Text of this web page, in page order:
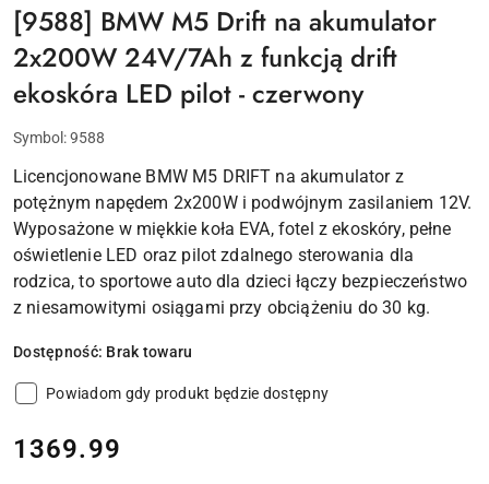
[9588] BMW M5 Drift na akumulator
2x200W 24V/7Ah z funkcją drift
ekoskóra LED pilot - czerwony
Symbol:9588
Licencjonowane BMW M5 DRIFT na akumulator z
potężnym napędem 2x200W i podwójnym zasilaniem 12V.
Wyposażone w miękkie koła EVA, fotel z ekoskóry, pełne
oświetlenie LED oraz pilot zdalnego sterowania dla
rodzica, to sportowe auto dla dzieci łączy bezpieczeństwo
z niesamowitymi osiągami przy obciążeniu do 30 kg.
Dostępność: Brak towaru
Powiadom gdy produkt będzie dostępny
cena:
1369.99